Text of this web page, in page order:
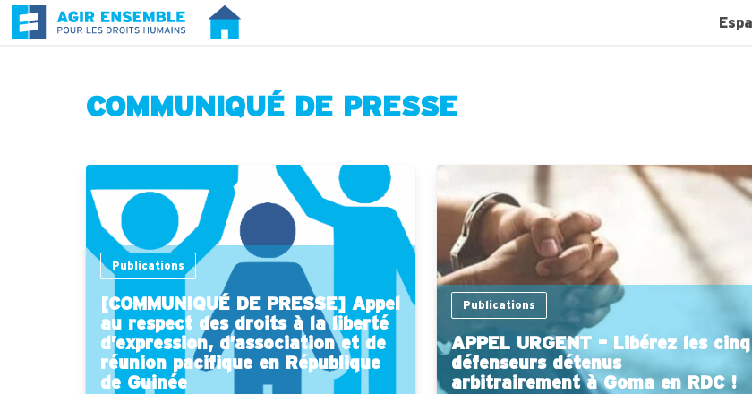
COMMUNIQUÉ DE PRESSE
Publications
[COMMUNIQUÉ DE PRESSE] Appel
au respect des droits à la liberté
d’expression, d’association et de
réunion pacifique en République
de Guinée
Publications
APPEL URGENT – Libérez les cinq
défenseurs détenus
arbitrairement à Goma en RDC !